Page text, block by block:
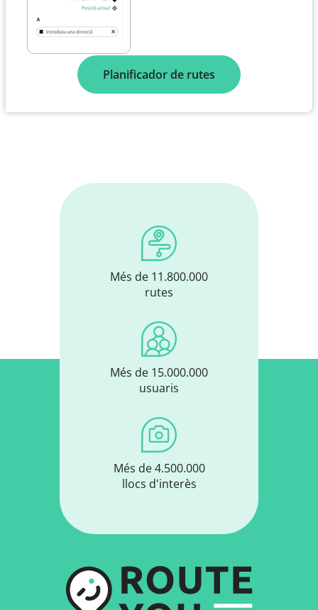
Planificador de rutes
Més de 11.800.000
rutes
Més de 15.000.000
usuaris
Més de 4.500.000
llocs d'interès